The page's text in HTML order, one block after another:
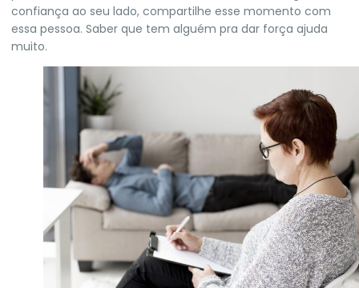
confiança ao seu lado, compartilhe esse momento com
essa pessoa. Saber que tem alguém pra dar força ajuda
muito.